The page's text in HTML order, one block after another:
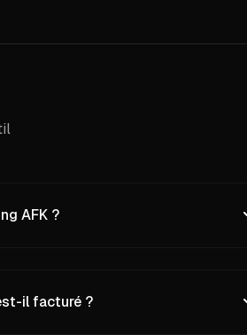
AFK ?
il facturé ?